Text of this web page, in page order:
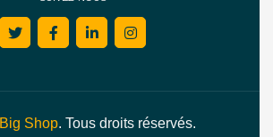
Big Shop. Tous droits réservés.